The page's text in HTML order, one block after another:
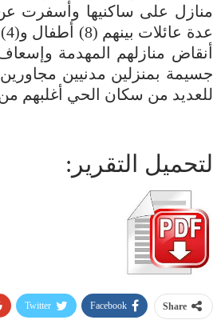
أنقاض منازلهم المهدمة
جسيمة بمنزلين مدنيين
للعديد من سكان الحي أغلبهم من
لتحميل التقرير:
Share
Facebook
Twitter